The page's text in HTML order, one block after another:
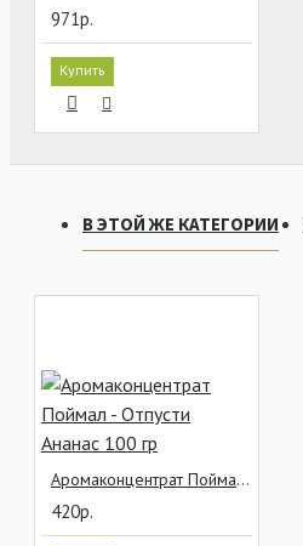
971р.
Купить
В ЭТОЙ ЖЕ КАТЕГОРИИ
Аромаконцентрат Поймал - Отпусти Ананас 100 гр
420р.